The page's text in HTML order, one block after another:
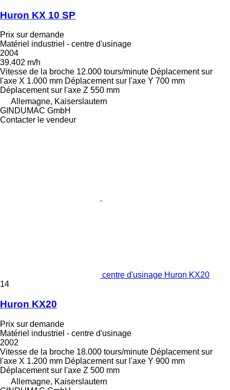
Huron KX 10 SP
Prix sur demande
Matériel industriel - centre d'usinage
2004
39.402 m/h
Vitesse de la broche 12.000 tours/minute Déplacement sur
l'axe X 1.000 mm Déplacement sur l'axe Y 700 mm
Déplacement sur l'axe Z 550 mm
Allemagne, Kaiserslautern
GINDUMAC GmbH
Contacter le vendeur
centre d'usinage Huron KX20
14
Huron KX20
Prix sur demande
Matériel industriel - centre d'usinage
2002
Vitesse de la broche 18.000 tours/minute Déplacement sur
l'axe X 1.200 mm Déplacement sur l'axe Y 900 mm
Déplacement sur l'axe Z 500 mm
Allemagne, Kaiserslautern